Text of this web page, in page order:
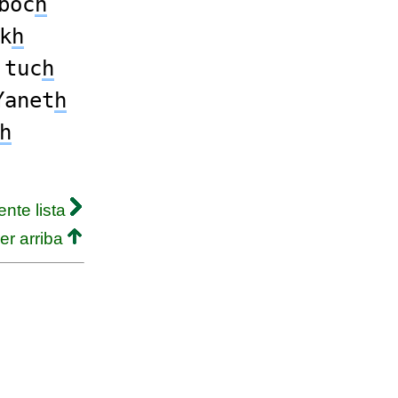
h
tuch
h
h
lista
arriba